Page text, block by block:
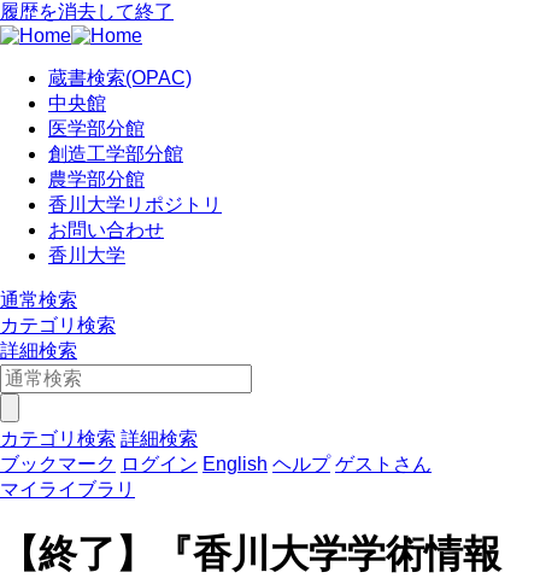
履歴を消去して終了
蔵書検索(OPAC)
中央館
医学部分館
創造工学部分館
農学部分館
香川大学リポジトリ
お問い合わせ
香川大学
通常検索
カテゴリ検索
詳細検索
カテゴリ検索 詳細検索
ブックマーク ログイン English ヘルプ ゲストさん
マイライブラリ
【終了】『香川大学学術情報